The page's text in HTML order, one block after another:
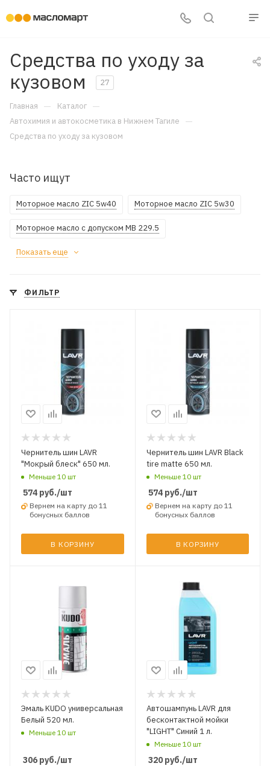
Средства по уходу за
кузовом
27
Главная — Каталог —
Автохимия и автокосметика в Нижнем Тагиле —
Средства по уходу за кузовом
Часто ищут
Моторное масло ZIC 5w40 Моторное масло ZIC 5w30
Моторное масло с допуском MB 229.5
Показать еще
ФИЛЬТР
Чернитель шин LAVR
"Мокрый блеск" 650 мл.
Меньше 10 шт
574 руб./шт
Вернем на карту до 11
бонусных баллов
В КОРЗИНУ
Чернитель шин LAVR Black
tire matte 650 мл.
Меньше 10 шт
574руб./шт
Вернем на карту до 11
бонусных баллов
В КОРЗИНУ
Эмаль KUDO универсальная
Белый 520 мл.
Меньше 10 шт
306 руб./шт
Автошампунь LAVR для
бесконтактной мойки
"LIGHT" Синий 1 л.
Меньше 10 шт
320руб./шт